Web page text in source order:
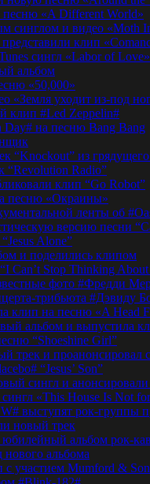
песню «A Different World»
синглом и видео «Moth
клип
сингл «Labor of Love»
альбом
«50,000»
«Земля уходит из-под
клип #Led Zeppelin#
на песню Bang Bang
“Knockout” из
“Revolution Radio”
клип “Go Robot”
песню «Окраины»
ленты об
версию песни
Alone”
и поделились клипом
Can’t Stop Thinking About
фото #Фредди
трибьюта #Дэвиду
клип на песню «A Head
альбом и выпустила
“Shoeshine Girl”
трек и проанонсировал
“Jesus’ Son”
сингл и
«This House Is Not
выступят рок-группы
новый трек
альбом рок-
альбома
участием Mumford &